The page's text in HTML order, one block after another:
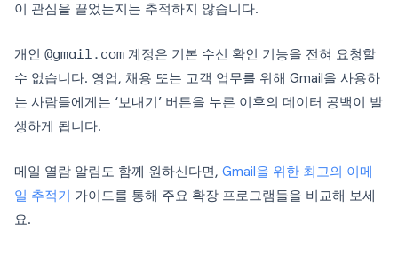
이 관심을 끌었는지는 추적하지 않습니다.
개인 @gmail.com 계정은 기본 수신 확인 기능을 전혀 요청할
수 없습니다. 영업, 채용 또는 고객 업무를 위해 Gmail을 사용하
는 사람들에게는 ‘보내기’ 버튼을 누른 이후의 데이터 공백이 발
생하게 됩니다.
메일 열람 알림도 함께 원하신다면, Gmail을 위한 최고의 이메
일 추적기 가이드를 통해 주요 확장 프로그램들을 비교해 보세
요.